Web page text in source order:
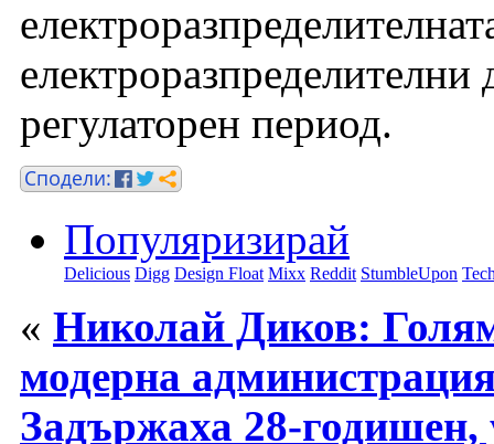
регулаторен период.
Популяризирай
Delicious Digg Design Float Mixx Reddit StumbleUpon
« Николай Диков:
модерна
Задържаха 28-годишен,